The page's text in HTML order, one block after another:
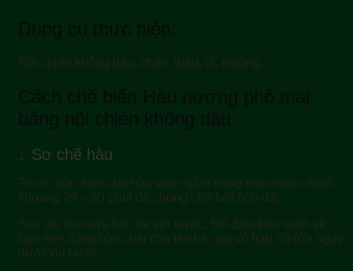
Dụng cụ thực hiện:
Nồi chiên không dầu, chảo, thau, tô, muỗng,…
Cách chế biến Hàu nướng phô mai
bằng nồi chiên không dầu
1. Sơ chế hàu
Trước tiên, bạn cho hàu vào ngâm trong thau nước muối
khoảng 20 – 30 phút để chúng nhả bớt bùn đất.
Sau đó, bạn rửa hàu lại với nước. Để đảm bảo sạch sẽ,
bạn nên dùng bàn chải chà lên bề mặt vỏ hàu rồi rửa ngay
dưới vòi nước.